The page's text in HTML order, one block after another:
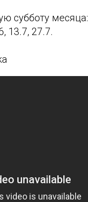
субботу месяца:
13.7, 27.7.